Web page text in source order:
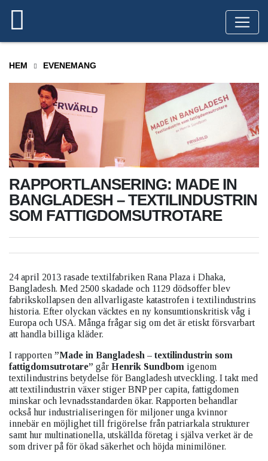
HEM EVENEMANG
RAPPORTLANSERING: MADE IN
BANGLADESH – TEXTILINDUSTRIN
SOM FATTIGDOMSUTROTARE
24 april 2013 rasade textilfabriken Rana Plaza i Dhaka,
Bangladesh. Med 2500 skadade och 1129 dödsoffer blev
fabrikskollapsen den allvarligaste katastrofen i textilindustrins
historia. Efter olyckan väcktes en ny konsumtionskritisk våg i
Europa och USA. Många frågar sig om det är etiskt försvarbart
att handla billiga kläder.
I rapporten ”Made in Bangladesh – textilindustrin som
fattigdomsutrotare” går Henrik Sundbom igenom
textilindustrins betydelse för Bangladesh utveckling. I takt med
att textilindustrin växer stiger BNP per capita, fattigdomen
minskar och levnadsstandarden ökar. Rapporten behandlar
också hur industrialiseringen för miljoner unga kvinnor
innebär en möjlighet till frigörelse från patriarkala strukturer
samt hur multinationella, utskällda företag i själva verket är de
som driver på för ökad säkerhet och höjda minimilöner.